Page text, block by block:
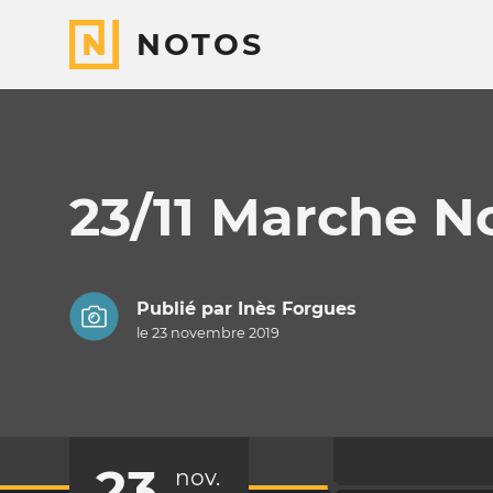
NOTOS
23/11 Marche
Publié par Inès Forgues
le 23 novembre 2019
nov.